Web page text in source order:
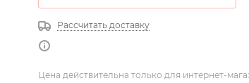
Рассчитать доставку
Цена действительна только для интернет-